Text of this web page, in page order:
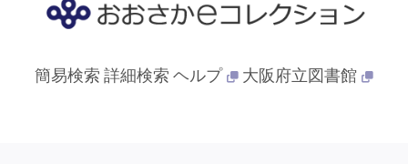
簡易検索 詳細検索 ヘルプ 大阪府立図書館